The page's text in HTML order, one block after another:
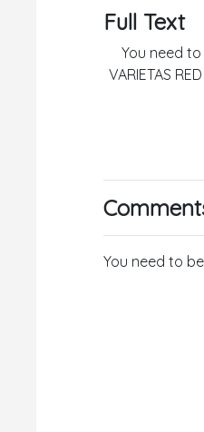
Full Text
You need
VARIETAS
You need to